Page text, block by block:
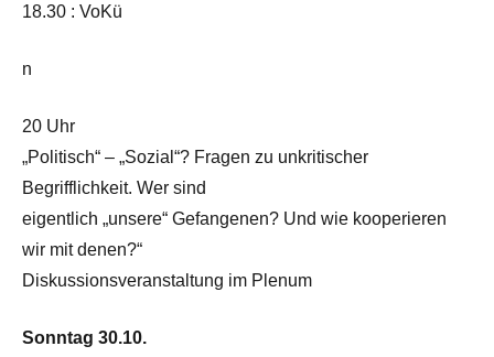
18.30 : VoKü
n
20 Uhr
„Politisch“ – „Sozial“? Fragen zu unkritischer
Begrifflichkeit. Wer sind
eigentlich „unsere“ Gefangenen? Und wie kooperieren
wir mit denen?“
Diskussionsveranstaltung im Plenum
Sonntag 30.10.